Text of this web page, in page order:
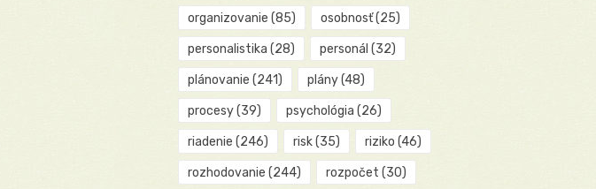
organizovanie (85) osobnosť(25)
personalistika (28) personál (32)
plánovanie (241) plány(48)
procesy(39) psychológia (26)
riadenie (246) risk(35) riziko (46)
rozhodovanie (244) rozpočet (30)